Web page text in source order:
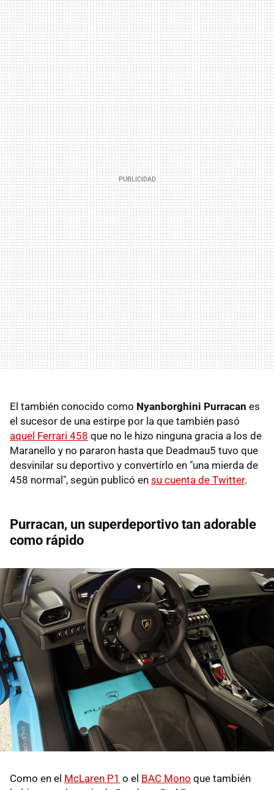
El también conocido como Nyanborghini Purracan es
el sucesor de una estirpe por la que también pasó
aquel Ferrari 458 que no le hizo ninguna gracia a los de
Maranello y no pararon hasta que Deadmau5 tuvo que
desvinilar su deportivo y convertirlo en "una mierda de
458 normal", según publicó en su cuenta de Twitter.
Purracan, un superdeportivo tan adorable
como rápido
Como en el McLaren P1 o el BAC Mono que también